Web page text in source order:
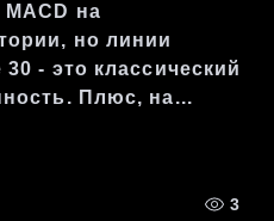
на
но линии
- это классический
Плюс, на...
3